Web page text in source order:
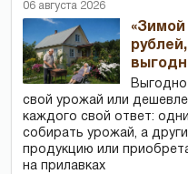
06 августа 2026
«Зимой
свой урожай или
каждого свой ответ:
собирать урожай, а
продукцию или
на прилавках